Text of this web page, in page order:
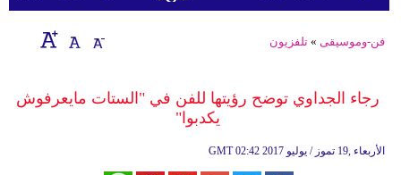
إقتصاد
وموسيقى
فن-وموسيقى »تلفزيون
رجاء الجداوي توضح رؤيتها للفن في "الستات مايعرفوش
يكدبوا"
GMT 02:42 2017 الأربعاء ,19 تموز / يوليو